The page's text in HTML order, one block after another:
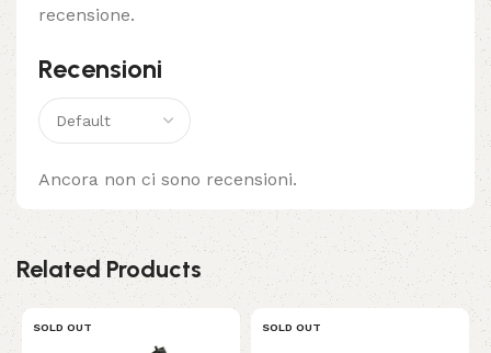
Recensioni
Ancora non ci sono recensioni.
recensione.
Related Products
SOLD OUT SOLD OUT